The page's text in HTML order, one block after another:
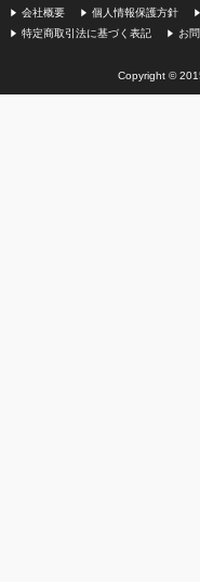
会社概要 個人情報保護方針
特定商取引法に基づく表記
お
Copyright ©